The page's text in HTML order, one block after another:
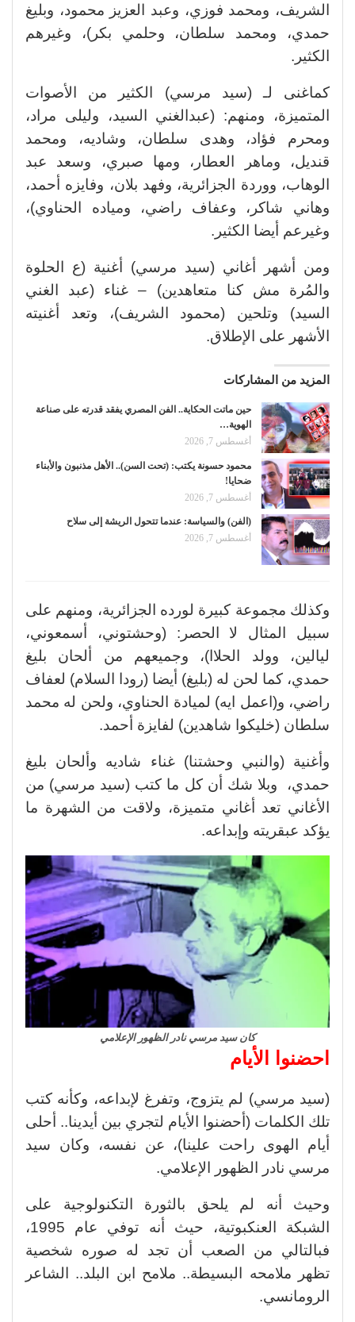
الشريف، ومحمد فوزي، وعبد العزيز محمود، وبليغ
حمدي، ومحمد سلطان، وحلمي بكر)، وغيرهم
الكثير.
كماغنى لـ (سيد مرسي) الكثير من الأصوات
المتميزة، ومنهم: (عبدالغني السيد، وليلى مراد،
ومحرم فؤاد، وهدى سلطان، وشاديه، ومحمد
قنديل، وماهر العطار، ومها صبري، وسعد عبد
الوهاب، ووردة الجزائرية، وفهد بلان، وفايزه أحمد،
وهاني شاكر، وعفاف راضي، ومياده الحناوي)،
وغيرعم أيضا الكثير.
ومن أشهر أغاني (سيد مرسي) أغنية (ع الحلوة
والمُرة مش كنا متعاهدين) – غناء (عبد الغني
السيد) وتلحين (محمود الشريف)، وتعد أغنيته
الأشهر على الإطلاق.
المزيد من المشاركات
حين ماتت الحكاية.. الفن المصري يفقد قدرته على صناعة
الهوية…
أغسطس 7, 2026
محمود حسونة يكتب: (تحت السن).. الأهل مذنبون والأبناء
ضحايا!
أغسطس 7, 2026
(الفن) والسياسة: عندما تتحول الريشة إلى سلاح
أغسطس 7, 2026
وكذلك مجموعة كبيرة لورده الجزائرية، ومنهم على
سبيل المثال لا الحصر: (وحشتوني، أسمعوني،
ليالين، وولد الحلاا)، وجميعهم من ألحان بليغ
حمدي، كما لحن له (بليغ) أيضا (رودا السلام) لعفاف
راضي، و(اعمل ايه) لميادة الحناوي، ولحن له محمد
سلطان (خليكوا شاهدين) لفايزة أحمد.
وأغنية (والنبي وحشتنا) غناء شاديه وألحان بليغ
حمدي، وبلا شك أن كل ما كتب (سيد مرسي) من
الأغاني تعد أغاني متميزة، ولاقت من الشهرة ما
يؤكد عبقريته وإبداعه.
كان سيد مرسي نادر الظهور الإعلامي
احضنوا الأيام
(سيد مرسي) لم يتزوج، وتفرغ لإبداعه، وكأنه كتب
تلك الكلمات (أحضنوا الأيام لتجري بين أيدينا.. أحلى
أيام الهوى راحت علينا)، عن نفسه، وكان سيد
مرسي نادر الظهور الإعلامي.
وحيث أنه لم يلحق بالثورة التكنولوجية على
الشبكة العنكبوتية، حيث أنه توفي عام 1995،
فبالتالي من الصعب أن تجد له صوره شخصية
تظهر ملامحه البسيطة.. ملامح ابن البلد.. الشاعر
الرومانسي.